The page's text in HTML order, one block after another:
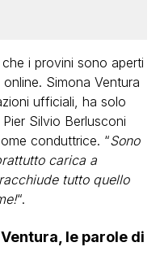
i provini sono aperti
Simona Ventura
ufficiali, ha solo
Silvio Berlusconi
conduttrice. “Sono
carica a
tutto quello
“.
le parole di